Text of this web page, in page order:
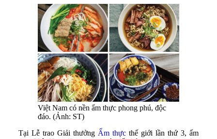
Việt Nam có nền ẩm thực phong phú, độc
đáo. (Ảnh: ST)
Tại Lễ trao Giải thưởng Ẩm thực thế giới lần thứ 3, ẩm